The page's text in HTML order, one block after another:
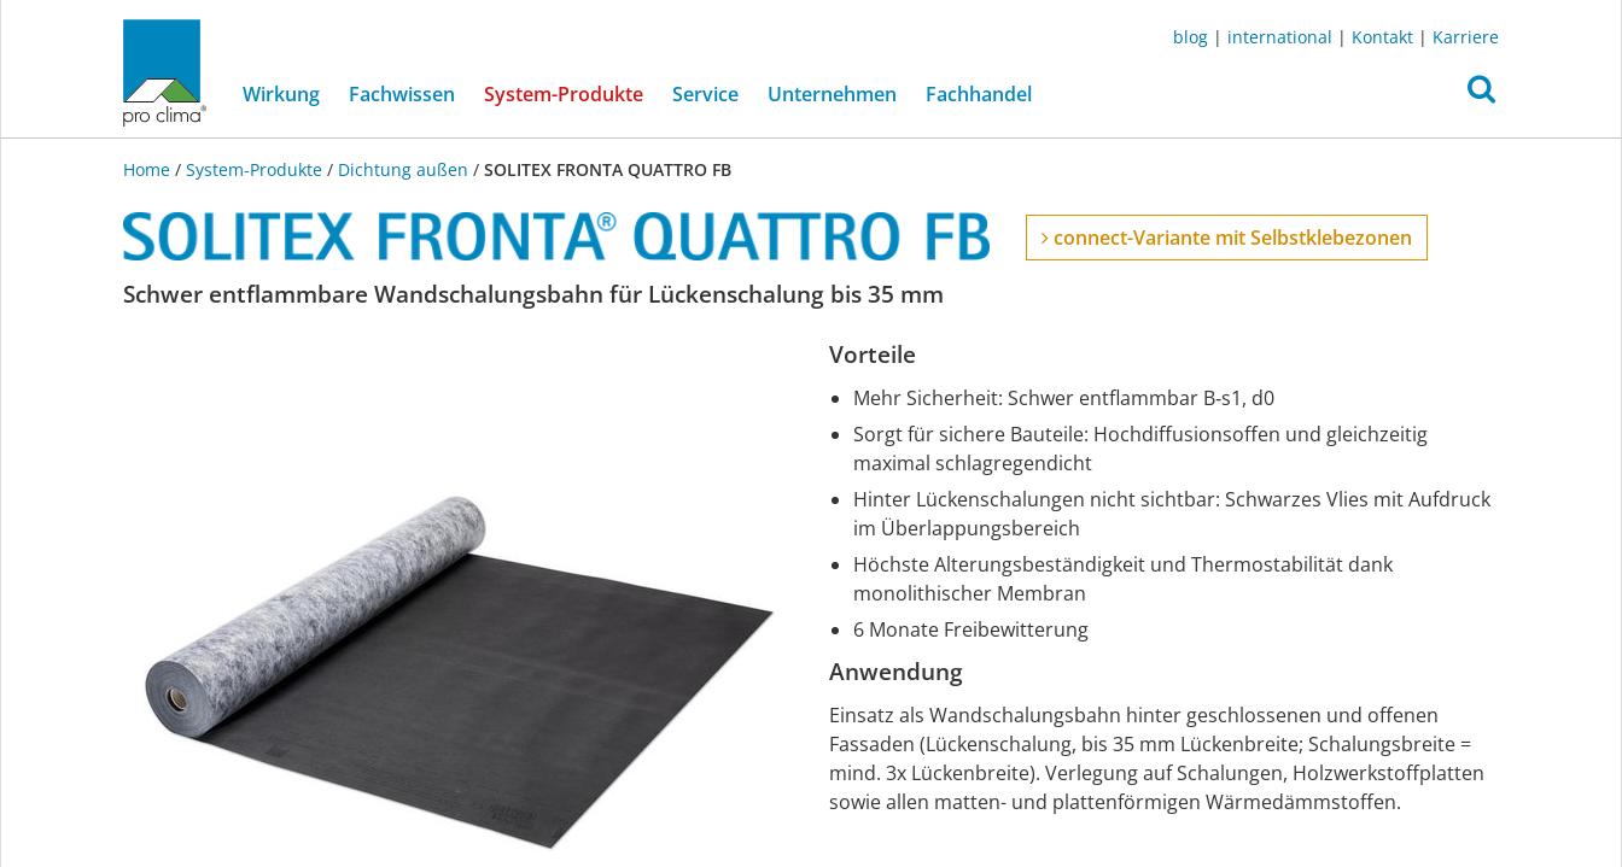
blog | international | Kontakt | Karriere
Wirkung Fachwissen System-Produkte(current)
Service Unternehmen Fachhandel
Home / System-Produkte / Dichtung außen / SOLITEX FRONTA QUATTRO FB
SOLITEX
connect-Variante mit Selbstklebezonen
Schwer entflammbare Wandschalungsbahn für Lückenschalung bis 35 mm
Vorteile
Mehr Sicherheit: Schwer entflammbar B‑s1, d0
Sorgt für sichere Bauteile: Hochdiffusionsoffen und gleichzeitig
maximal schlagregendicht
Hinter Lückenschalungen nicht sichtbar: Schwarzes Vlies mit Aufdruck
im Überlappungsbereich
Höchste Alterungsbeständigkeit und Thermostabilität dank
monolithischer Membran
6 Monate Freibewitterung
Anwendung
Einsatz als Wandschalungsbahn hinter geschlossenen und offenen
Fassaden (Lückenschalung, bis 35 mm Lückenbreite; Schalungsbreite =
mind. 3x Lückenbreite). Verlegung auf Schalungen, Holzwerkstoffplatten
sowie allen matten- und plattenförmigen Wärmedämmstoffen.